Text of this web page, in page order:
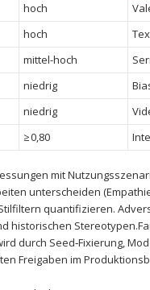
hoch
hoch
mittel-hoch
niedrig
niedrig
≥ 0,80
mit
unterscheiden
quantifizieren.
historischen
durch Seed‑Fixierung,
Freigaben im